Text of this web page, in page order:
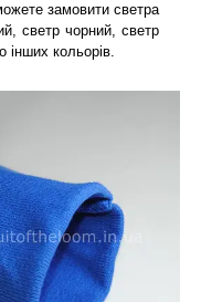
замовити светра
светр чорний, светр
інших кольорів.